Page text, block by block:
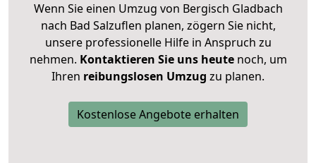
Wenn Sie einen Umzug von Bergisch Gladbach
nach Bad Salzuflen planen, zögern Sie nicht,
unsere professionelle Hilfe in Anspruch zu
nehmen. Kontaktieren Sie uns heutenoch, um
Ihren reibungslosen Umzug zu planen.
Kostenlose Angebote erhalten